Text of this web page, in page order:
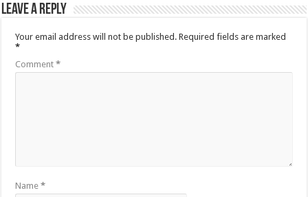
Leave a Reply
Your email address will not be published. Required fields are marked
*
Comment*
Name*